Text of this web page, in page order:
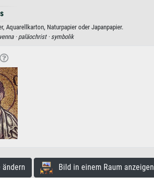
Aquarellkarton, Naturpapier oder Japanpapier.
· paläochrist · symbolik
Bild in einem Raum anzeigen